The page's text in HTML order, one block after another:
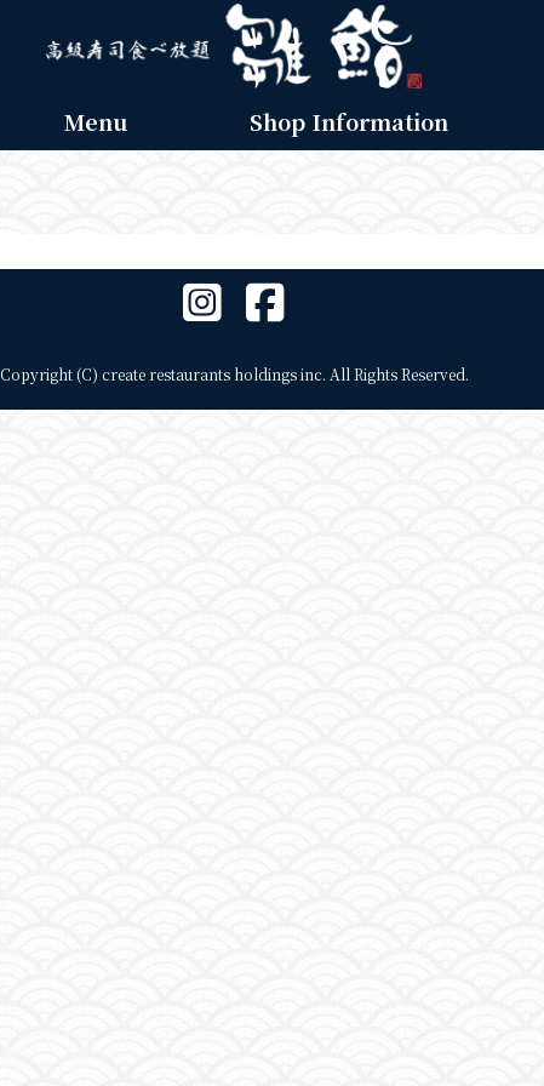
Menu Shop Information
Copyright (C) create restaurants holdings inc. All Rights Reserved.